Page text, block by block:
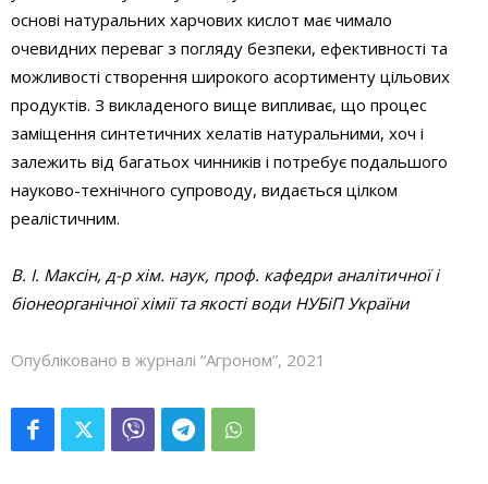
основі натуральних харчових кислот має чимало
очевидних переваг з погляду безпеки, ефективності та
можливості створення широкого асортименту цільових
продуктів. З викладеного вище випливає, що процес
заміщення синтетичних хелатів натуральними, хоч і
залежить від багатьох чинників і потребує подальшого
науково-технічного супроводу, видається цілком
реалістичним.
В. І. Максін, д-р хім. наук, проф. кафедри аналітичної і
біонеорганічної хімії та якості води НУБіП України
Опубліковано в журналі “Агроном”, 2021